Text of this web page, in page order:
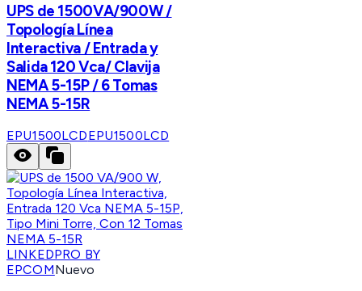
UPS de 1500VA/900W /
Topología Línea
Interactiva / Entrada y
Salida 120 Vca/ Clavija
NEMA 5-15P / 6 Tomas
NEMA 5-15R
EPU1500LCDEPU1500LCD
LINKEDPRO BY
EPCOMNuevo